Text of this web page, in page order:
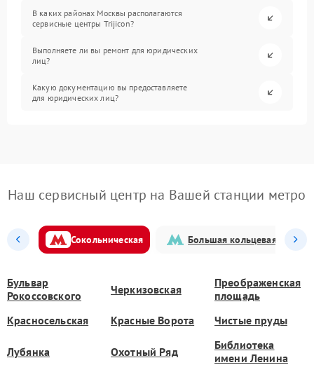
В каких районах Москвы располагаются
сервисные центры Trijicon?
Выполняете ли вы ремонт для юридических
лиц?
Какую документацию вы предоставляете
для юридических лиц?
Наш сервисный центр на Вашей станции метро
Сокольническая Большая кольцевая
Бульвар
Рокоссовского
Черкизовская
Преображенская
площадь
Красносельская
Красные Ворота Чистые пруды
Лубянка Охотный Ряд
Библиотека
имени Ленина